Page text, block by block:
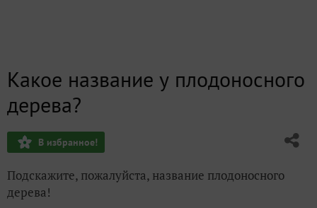
Какое название у плодоносного
дерева?
В избранное!
Подскажите, пожалуйста, название плодоносного
дерева!